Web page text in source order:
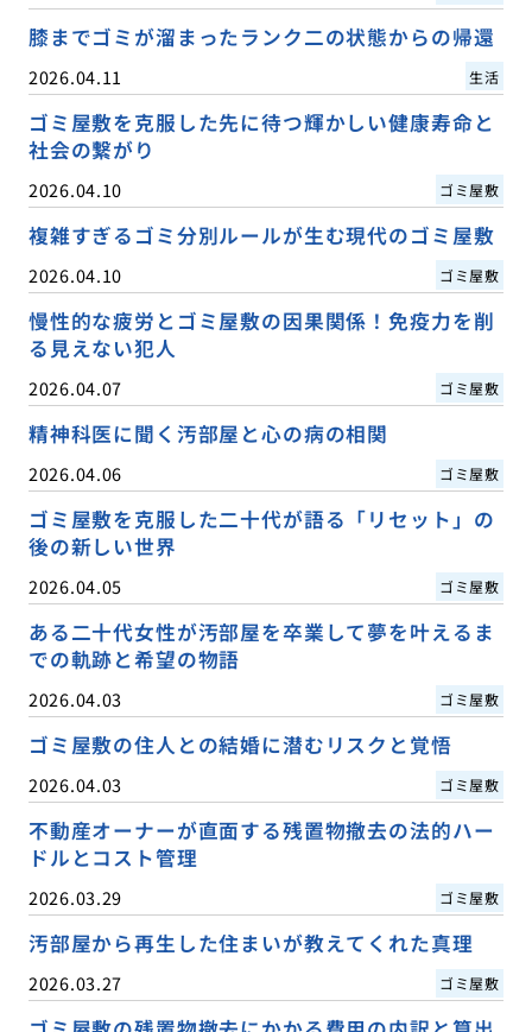
膝までゴミが溜まったランク二の状態からの帰還
2026.04.11 生活
ゴミ屋敷を克服した先に待つ輝かしい健康寿命と
社会の繋がり
2026.04.10 ゴミ屋敷
複雑すぎるゴミ分別ルールが生む現代のゴミ屋敷
2026.04.10 ゴミ屋敷
慢性的な疲労とゴミ屋敷の因果関係！免疫力を削
る見えない犯人
2026.04.07 ゴミ屋敷
精神科医に聞く汚部屋と心の病の相関
2026.04.06 ゴミ屋敷
ゴミ屋敷を克服した二十代が語る「リセット」の
後の新しい世界
2026.04.05 ゴミ屋敷
ある二十代女性が汚部屋を卒業して夢を叶えるま
での軌跡と希望の物語
2026.04.03 ゴミ屋敷
ゴミ屋敷の住人との結婚に潜むリスクと覚悟
2026.04.03 ゴミ屋敷
不動産オーナーが直面する残置物撤去の法的ハー
ドルとコスト管理
2026.03.29 ゴミ屋敷
汚部屋から再生した住まいが教えてくれた真理
2026.03.27 ゴミ屋敷